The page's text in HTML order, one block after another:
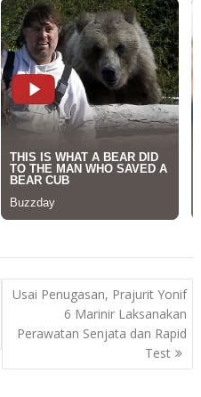
Usai Penugasan, Prajurit Yonif
6 Marinir Laksanakan
Perawatan Senjata dan Rapid
Test